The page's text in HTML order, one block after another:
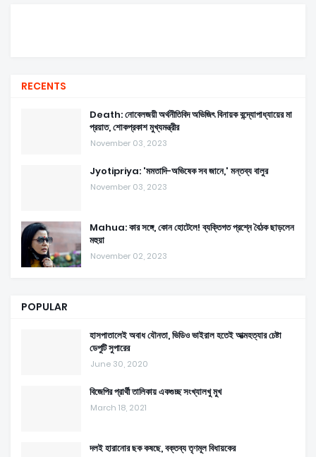
RECENTS
Death: নোবেলজয়ী অর্থনীতিবিদ অভিজিৎ বিনায়ক বন্দ্যোপাধ্যায়ের মা
প্রয়াত, শোকপ্রকাশ মুখ্যমন্ত্রীর
November 03, 2023
Jyotipriya: 'মমতাদি-অভিষেক সব জানে,' মন্তব্য বালুর
November 03, 2023
Mahua: কার সঙ্গে, কোন হোটেলে! ব্যক্তিগত প্রশ্নে বৈঠক ছাড়লেন
মহুয়া
November 02, 2023
POPULAR
হাসপাতালেই অবাধ যৌনতা, ভিডিও ভাইরাল হতেই আত্মহত্যার চেষ্টা
ডেপুটি সুপারের
June 30, 2020
বিজেপির প্রার্থী তালিকায় একগুচ্ছ সংখ্যালখু মুখ
March 18, 2021
দলই হারানোর ছক কষছে, বক্তব্য তৃণমূল বিধায়কের